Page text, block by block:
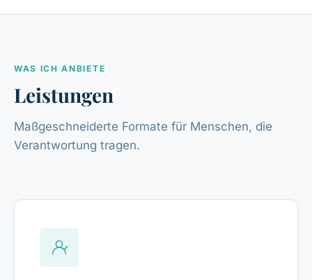
WAS ICH ANBIETE
Leistungen
Maßgeschneiderte Formate für Menschen, die
Verantwortung tragen.